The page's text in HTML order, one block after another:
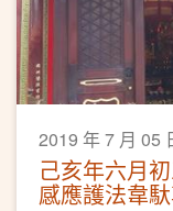
2019 年 7 月 05
己亥年六月
感應護法韋